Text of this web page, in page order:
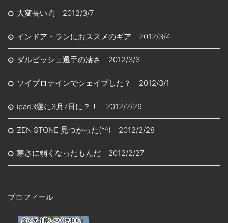
大変長い間 2012/3/7
インドア・ランにおススメのギア 2012/3/4
ダルビッシュ選手の凄さ 2012/3/3
ソイプロテインでシェイプした？ 2012/3/1
ipad3遂に3月7日に？！ 2012/2/29
ZEN STONE 見つかった(^^) 2012/2/28
寒さに弱くなったもんだ 2012/2/27
プロフィール